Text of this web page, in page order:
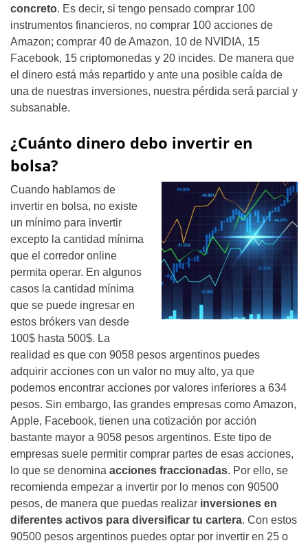
concreto. Es decir, si tengo pensado comprar 100
instrumentos financieros, no comprar 100 acciones de
Amazon; comprar 40 de Amazon, 10 de NVIDIA, 15
Facebook, 15 criptomonedas y 20 incides. De manera que
el dinero está más repartido y ante una posible caída de
una de nuestras inversiones, nuestra pérdida será parcial y
subsanable.
¿Cuánto dinero debo invertir en
bolsa?
Cuando hablamos de
invertir en bolsa, no existe
un mínimo para invertir
excepto la cantidad mínima
que el corredor online
permita operar. En algunos
casos la cantidad mínima
que se puede ingresar en
estos brókers van desde
100$ hasta 500$. La
realidad es que con 9058 pesos argentinos puedes
adquirir acciones con un valor no muy alto, ya que
podemos encontrar acciones por valores inferiores a 634
pesos. Sin embargo, las grandes empresas como Amazon,
Apple, Facebook, tienen una cotización por acción
bastante mayor a 9058 pesos argentinos. Este tipo de
empresas suele permitir comprar partes de esas acciones,
lo que se denomina acciones fraccionadas. Por ello, se
recomienda empezar a invertir por lo menos con 90500
pesos, de manera que puedas realizar inversiones en
diferentes activos para diversificar tu cartera. Con estos
90500 pesos argentinos puedes optar por invertir en 25 o